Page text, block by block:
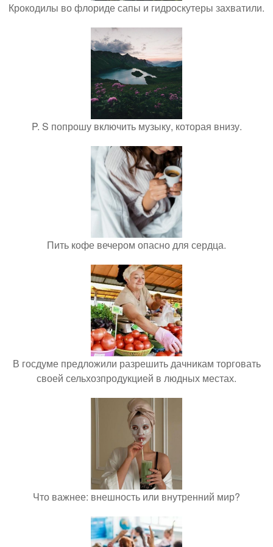
Крокодилы во флориде сапы и гидроскутеры захватили.
P. S попрошу включить музыку, которая внизу.
Пить кофе вечером опасно для сердца.
В госдуме предложили разрешить дачникам торговать
своей сельхозпродукцией в людных местах.
Что важнее: внешность или внутренний мир?